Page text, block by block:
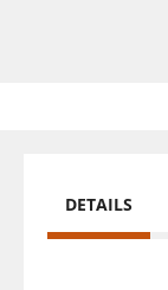
DETAILS